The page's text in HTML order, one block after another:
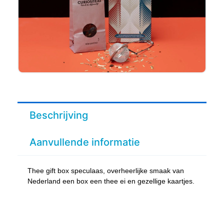
Beschrijving
Aanvullende informatie
Thee gift box speculaas, overheerlijke smaak van
Nederland een box een thee ei en gezellige kaartjes.